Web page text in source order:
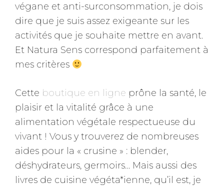
végane et anti-surconsommation, je dois
dire que je suis assez exigeante sur les
activités que je souhaite mettre en avant.
Et Natura Sens correspond parfaitement à
mes critères
Cette boutique en ligne prône la santé, le
plaisir et la vitalité grâce à une
alimentation végétale respectueuse du
vivant ! Vous y trouverez de nombreuses
aides pour la « crusine » : blender,
déshydrateurs, germoirs… Mais aussi des
livres de cuisine végéta*ienne, qu’il est, je